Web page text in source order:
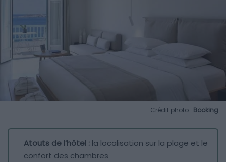
Crédit photo : Booking
Atouts de l’hôtel : la localisation sur la plage et le
confort des chambres